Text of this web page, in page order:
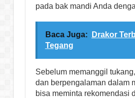
pada bak mandi Anda
Baca Juga:
Drakor
Tegang
Sebelum memanggil
dan berpengalaman dalam
bisa meminta rekomendasi